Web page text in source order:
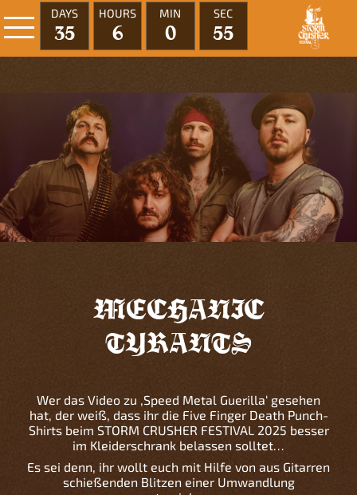
DAYS
35
HOURS
6
MIN
0
SEC
55
MECHANIC
TYRANTS
Wer das Video zu ‚Speed Metal Guerilla‘ gesehen
hat, der weiß, dass ihr die Five Finger Death Punch-
Shirts beim STORM CRUSHER FESTIVAL 2025 besser
im Kleiderschrank belassen solltet…
Es sei denn, ihr wollt euch mit Hilfe von aus Gitarren
schießenden Blitzen einer Umwandlung